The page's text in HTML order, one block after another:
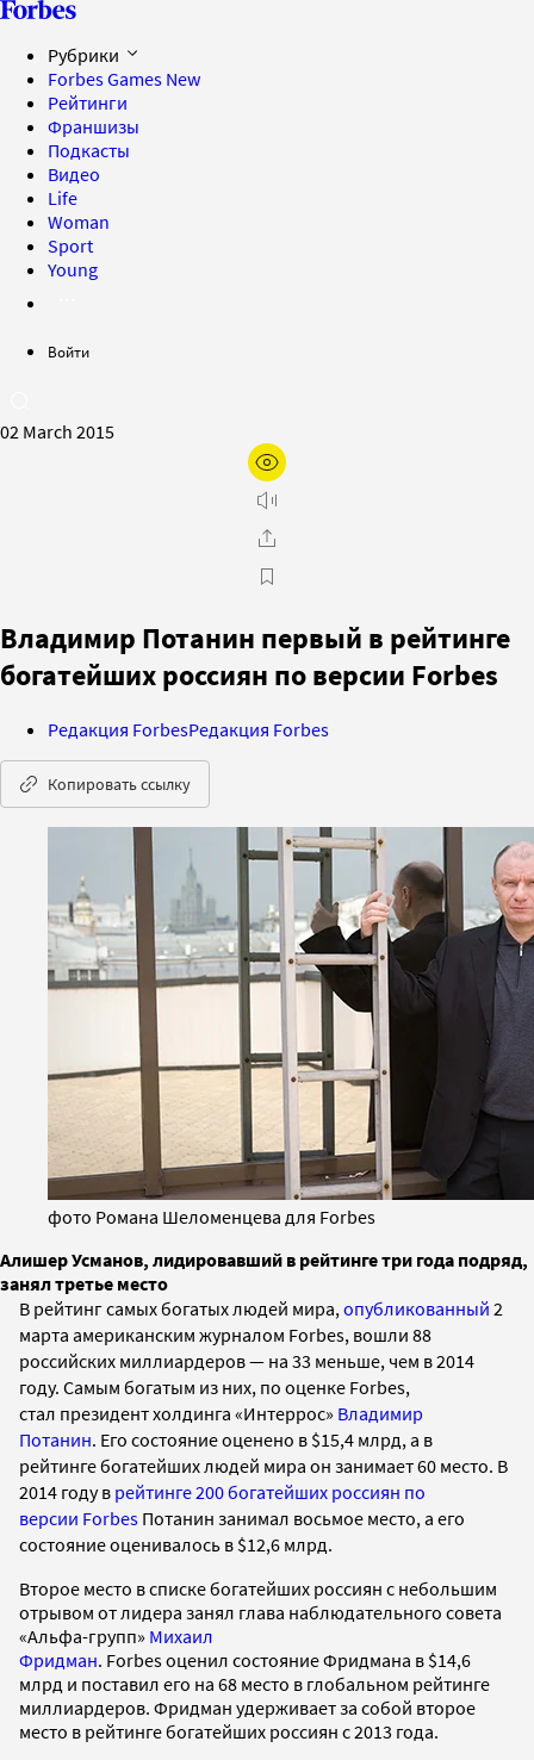
Рубрики
Forbes Games New
Рейтинги
Франшизы
Подкасты
Видео
Life
Woman
Sport
Young
Войти
02 March 2015
Владимир Потанин первый в рейтинге
богатейших россиян по версии Forbes
Редакция ForbesРедакция Forbes
Копировать ссылку
фото Романа Шеломенцева для Forbes
Алишер Усманов, лидировавший в рейтинге три года подряд,
занял третье место
В рейтинг самых богатых людей мира, опубликованный 2
марта американским журналом Forbes, вошли 88
российских миллиардеров— на 33 меньше, чем в 2014
году. Самым богатым из них, по оценке Forbes,
стал президент холдинга «Интеррос» Владимир
Потанин. Его состояние оценено в $15,4 млрд, а в
рейтинге богатейших людей мира он занимает 60 место. В
2014 году в рейтинге 200 богатейших россиян по
версии Forbes Потанин занимал восьмое место, а его
состояние оценивалось в $12,6 млрд.
Второе место в списке богатейших россиян с небольшим
отрывом от лидера занял глава наблюдательного совета
«Альфа-групп» Михаил
Фридман. Forbes оценил состояние Фридмана в $14,6
млрд и поставил его на 68 место в глобальном рейтинге
миллиардеров. Фридман удерживает за собой второе
место в рейтинге богатейших россиян с 2013 года.